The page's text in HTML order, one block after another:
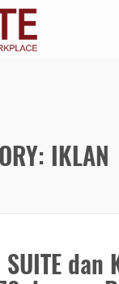
IKLAN
SUITE